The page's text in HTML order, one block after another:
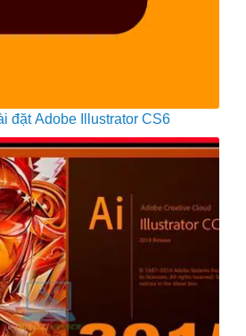
đặt Adobe Illustrator CS6